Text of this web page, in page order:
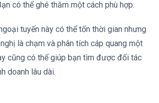
có thể ghé thăm một cách phù hợp.
tuyến này có thể tốn thời gian nhưng
là chạm và phân tích cáp quang một
cũng có thể giúp bạn tìm được đối tác
doanh lâu dài.